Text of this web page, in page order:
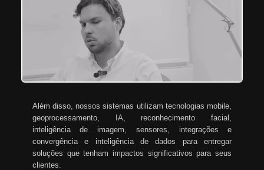
Além disso, nossos sistemas utilizam tecnologias mobile,
geoprocessamento, IA, reconhecimento facial,
inteligência de imagem, sensores, integrações e
convergência e inteligência de dados para entregar
soluções que tenham impactos significativos para seus
clientes.